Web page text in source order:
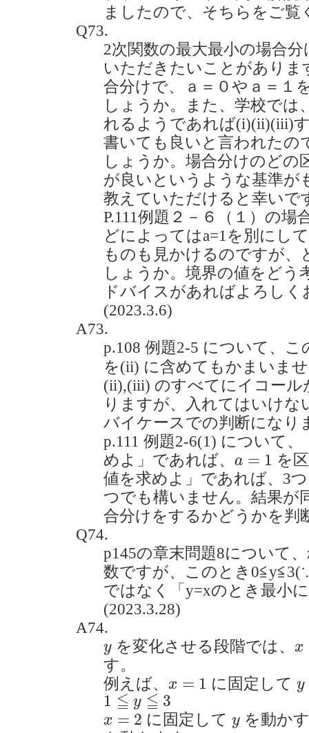
ましたので、そちらをご覧
Q73.
2次関数の最大最小の場合
いただきたいことがありま
合分けで、ａ＝０やａ＝１
しょうか。また、学校では
れるようであれば(i)(ii)(iii)
書いても良いと言われたの
しょうか。場合分けのどの
が良いというような基準が
教えていただけると幸いで
P.111例題２－６（１）の
どによってはa=1を別にし
ものも見かけるのですが
しょうか。境界の値をどう
ドバイスがあればよろし
(2023.3.6)
A73.
p.108 例題2-5 について、こ
を(ii) に含めてもかまいま
(ii),(iii) のすべてにイコール
りますが、入れてはいけ
バイケースでの判断になり
p.111 例題2-6(1) について
めよ」であれば、 a = 1
a= 1
を
値を求めよ」であれば、3
つでも構いません。結果が
合分けをするかどうかを判
Q74.
p145の章末問題8について
数ですが、このとき
ではなく「y=xのとき最小
(2023.3.28)
A74.
y
y を変化させる段階では、 x
x
す。
例えば、
x = 1
x= に固定してy
y
1 ≦ y ≦ 3
1≦y≦3
x = 2
x=2 に固定してy
y を動か